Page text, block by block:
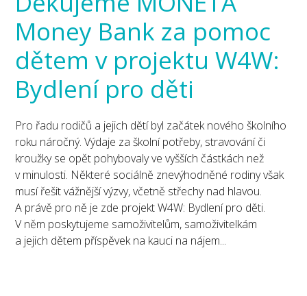
Money Bank za pomoc
dětem v projektu W4W:
Bydlení pro děti
Pro řadu rodičů a jejich dětí byl začátek nového školního
roku náročný. Výdaje za školní potřeby, stravování či
kroužky se opět pohybovaly ve vyšších částkách než
v minulosti. Některé sociálně znevýhodněné rodiny však
musí řešit vážnější výzvy, včetně střechy nad hlavou.
A právě pro ně je zde projekt W4W: Bydlení pro děti.
V něm poskytujeme samoživitelům, samoživitelkám
a jejich dětem příspěvek na kauci na nájem...